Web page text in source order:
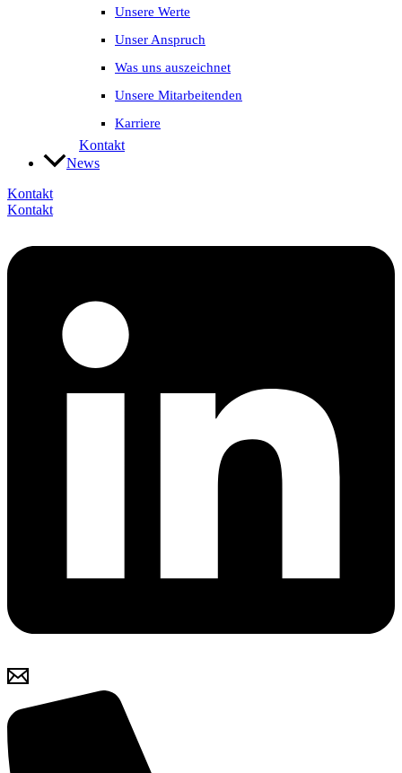
Unsere Werte
Unser Anspruch
Was uns auszeichnet
Unsere Mitarbeitenden
Karriere
Kontakt
News
Kontakt
Kontakt